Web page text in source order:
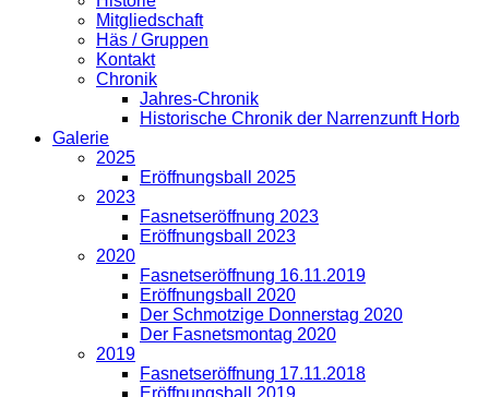
Mitgliedschaft
Häs / Gruppen
Kontakt
Chronik
Jahres-Chronik
Historische Chronik der Narrenzunft Horb
Galerie
2025
Eröffnungsball 2025
2023
Fasnetseröffnung 2023
Eröffnungsball 2023
2020
Fasnetseröffnung 16.11.2019
Eröffnungsball 2020
Der Schmotzige Donnerstag 2020
Der Fasnetsmontag 2020
2019
Fasnetseröffnung 17.11.2018
Eröffnungsball 2019